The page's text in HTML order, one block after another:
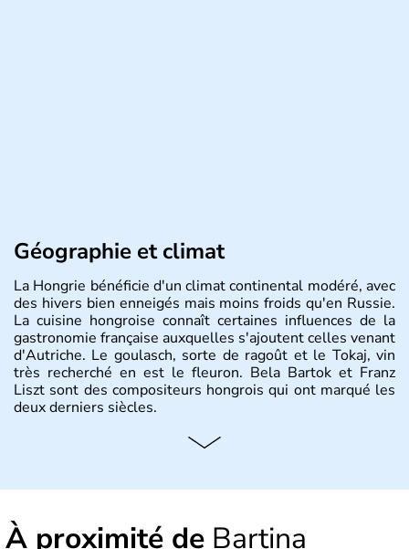
Géographie et climat
La Hongrie bénéficie d'un climat continental modéré, avec
des hivers bien enneigés mais moins froids qu'en Russie.
La cuisine hongroise connaît certaines influences de la
gastronomie française auxquelles s'ajoutent celles venant
d'Autriche. Le goulasch, sorte de ragoût et le Tokaj, vin
très recherché en est le fleuron. Bela Bartok et Franz
Liszt sont des compositeurs hongrois qui ont marqué les
deux derniers siècles.
Histoire et administration
depuis 2004, la Hongrie est aussi appelée « pays magyar
pays dont la langue est bien-sûr le hongrois et la
À proximité de Bartina